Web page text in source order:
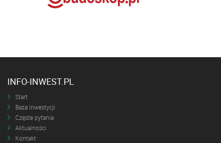
INFO-INWEST.PL
Start
Baza inwestycji
Częste pytania
Aktualności
Kontakt